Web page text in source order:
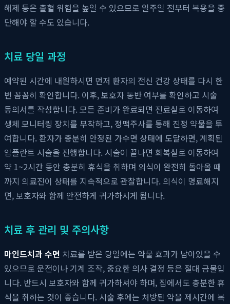
해제 등은 출혈 위험을 높일 수 있으므로 일주일 전부터 복용을 중
단해야 할 수도 있습니다.
치료 당일 과정
예약된 시간에 내원하시면 먼저 환자의 전신 건강 상태를 다시 한
번 꼼꼼히 확인합니다. 이후, 보호자 동반 여부를 확인하고 시술
동의서를 작성합니다. 모든 준비가 완료되면 진료실로 이동하여
생체 모니터링 장치를 부착하고, 정맥주사를 통해 진정 약물을 투
여합니다. 환자가 충분히 안정된 가수면 상태에 도달하면, 계획된
임플란트 시술을 진행합니다. 시술이 끝나면 회복실로 이동하여
약 1~2시간 동안 충분히 휴식을 취하며 의식이 완전히 돌아올 때
까지 의료진이 상태를 지속적으로 관찰합니다. 의식이 명료해지
면, 보호자와 함께 안전하게 귀가하시게 됩니다.
치료 후 관리 및 주의사항
마인드치과 수면 치료를 받은 당일에는 약물 효과가 남아있을 수
있으므로 운전이나 기계 조작, 중요한 의사 결정 등은 절대 금물입
니다. 반드시 보호자와 함께 귀가하셔야 하며, 집에서도 충분한 휴
식을 취하는 것이 좋습니다. 시술 후에는 처방된 약을 제시간에 복